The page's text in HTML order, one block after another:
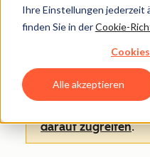
Ihre Einstellungen jederzeit
finden Sie in derCookie-
Alle akzeptieren
Verfügung gestellt.
mit einer Software
Umständen nicht
englischsprachige
Version und Sie
darauf zugreifen.